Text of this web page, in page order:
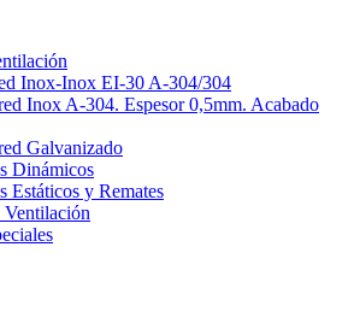
Inox-Inox EI-30 A-304/304
Inox A-304. Espesor 0,5mm. Acabado
Galvanizado
Dinámicos
Estáticos y Remates